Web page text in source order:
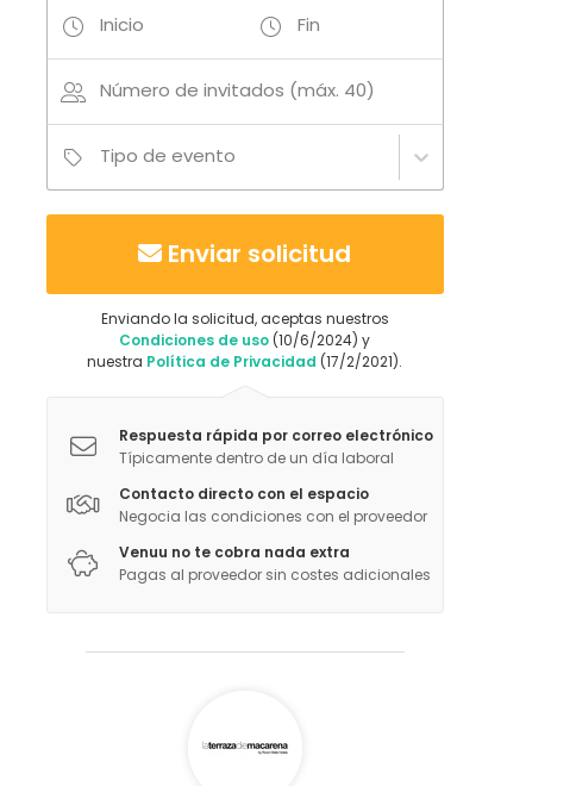
Inicio Fin
Número de invitados (máx. 40)
Tipo de evento
Enviar solicitud
Enviando la solicitud, aceptas nuestros
Condiciones de uso (10/6/2024) y
nuestra Política de Privacidad (17/2/2021).
Respuesta rápida por correo electrónico
Típicamente dentro de un día laboral
Contacto directo con el espacio
Negocia las condiciones con el proveedor
Venuu no te cobra nada extra
Pagas al proveedor sin costes adicionales